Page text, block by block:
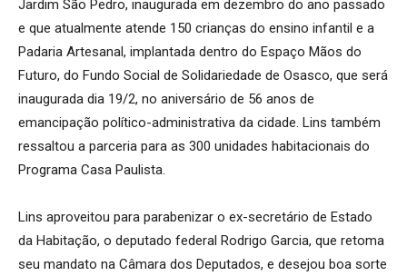
Jardim São Pedro, inaugurada em dezembro do ano passado
e que atualmente atende 150 crianças do ensino infantil e a
Padaria Artesanal, implantada dentro do Espaço Mãos do
Futuro, do Fundo Social de Solidariedade de Osasco, que será
inaugurada dia 19/2, no aniversário de 56 anos de
emancipação político-administrativa da cidade. Lins também
ressaltou a parceria para as 300 unidades habitacionais do
Programa Casa Paulista.
Lins aproveitou para parabenizar o ex-secretário de Estado
da Habitação, o deputado federal Rodrigo Garcia, que retoma
seu mandato na Câmara dos Deputados, e desejou boa sorte